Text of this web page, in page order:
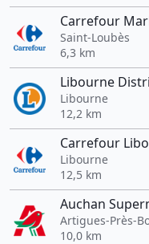
Carrefour
Saint-Loubès
6,3 km
Libourne
Libourne
12,2 km
Carrefour
Libourne
12,5 km
Auchan
Artigues-Près-
10,0 km